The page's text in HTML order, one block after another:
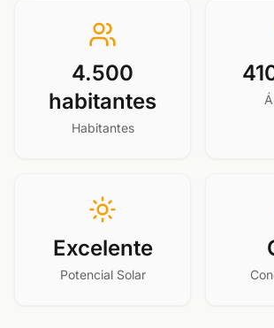
4.500
habitantes
Habitantes
Excelente
Potencial Solar